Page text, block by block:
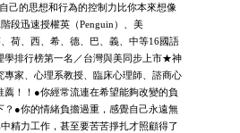
己的思想和行為的控制力比你本來想像
段迅速授權英（Penguin）、美
、荷、西、希、德、巴、義、中等16國語
排行榜第一名／台灣與美同步上市★神
專家、心理系教授、臨床心理師、諮商心
薦！！●你經常流連在希望能夠改變的負
？●你的情緒負擔過重，感覺自己永遠無
精力工作，甚至要苦苦掙扎才照顧得了